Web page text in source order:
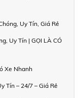
Uy Tín, Giá Rẻ
Uy Tín | GỌI LÀ CÓ
Xe Nhanh
Tín – 24/7 – Giá Rẻ